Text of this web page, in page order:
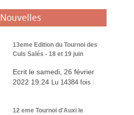
Nouvelles
13eme Edition du Tournoi des
Culs Salés - 18 et 19 juin
Ecrit le samedi, 26 février
2022 19:24 Lu 14384 fois
12 eme Tournoi d'Auxi le